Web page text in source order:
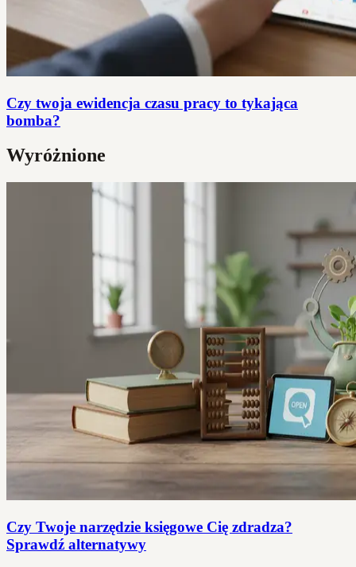
Czy twoja ewidencja czasu pracy to tykająca
bomba?
Wyróżnione
Czy Twoje narzędzie księgowe Cię zdradza?
Sprawdź alternatywy